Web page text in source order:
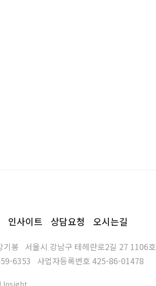
인사이트 상담요청 오시는길
기봉 서울시 강남구 테헤란로2길 27 1106호
6353 사업자등록번호 425-86-01478
Insight